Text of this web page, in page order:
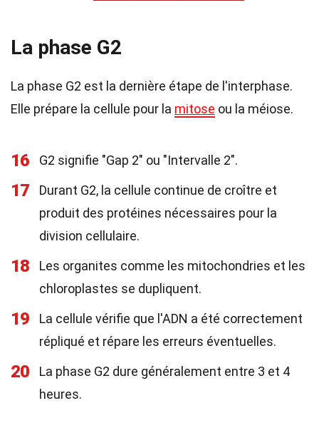
La phase G2
La phase G2 est la dernière étape de l'interphase.
Elle prépare la cellule pour la mitose ou la méiose.
16 G2 signifie "Gap 2" ou "Intervalle 2".
17
Durant G2, la cellule continue de croître et
produit des protéines nécessaires pour la
division cellulaire.
18
Les organites comme les mitochondries et les
chloroplastes se dupliquent.
19
La cellule vérifie que l'ADN a été correctement
répliqué et répare les erreurs éventuelles.
20
La phase G2 dure généralement entre 3 et 4
heures.